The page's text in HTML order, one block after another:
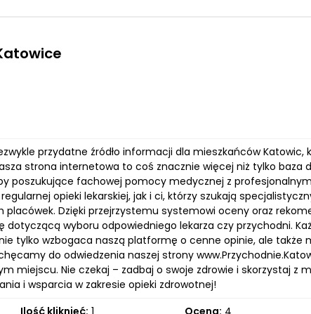
przydatne źródło informacji dla mieszkańców
strona internetowa to coś znacznie więcej niż tylko baza
poszukujące fachowej pomocy medycznej z
opieki lekarskiej, jak i ci, którzy szukają
Dzięki przejrzystemu systemowi oceny oraz
wyboru odpowiedniego lekarza czy przychodni.
tylko wzbogaca naszą platformę o cenne opinie, ale także
do odwiedzenia naszej strony
miejscu. Nie czekaj – zadbaj o swoje zdrowie i skorzystaj z
i wsparcia w zakresie opieki zdrowotnej!
Ilość kliknięć: 1 Ocena: 4